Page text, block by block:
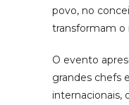
povo, no
transformam o
O evento
grandes chefs
internacionais,